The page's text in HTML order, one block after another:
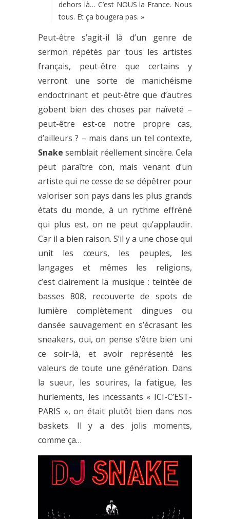
dehors là… C’est NOUS la France. Nous
tous. Et ça bougera pas. »
Peut-être s’agit-il là d’un genre de
sermon répétés par tous les artistes
français, peut-être que certains y
verront une sorte de manichéisme
endoctrinant et peut-être que d’autres
gobent bien des choses par naïveté –
peut-être est-ce notre propre cas,
d’ailleurs ? – mais dans un tel contexte,
Snakesemblait réellement sincère. Cela
peut paraître con, mais venant d’un
artiste qui ne cesse de se dépêtrer pour
valoriser son pays dans les plus grands
états du monde, à un rythme effréné
qui plus est, on ne peut qu’applaudir.
Car il a bien raison. S’il y a une chose qui
unit les cœurs, les peuples, les
langages et mêmes les religions,
c’est clairement la musique : teintée de
basses 808, recouverte de spots de
lumière complètement dingues ou
dansée sauvagement en s’écrasant les
sneakers, oui, on pense s’être bien uni
ce soir-là, et avoir représenté les
valeurs de toute une génération. Dans
la sueur, les sourires, la fatigue, les
hurlements, les incessants « ICI-C’EST-
PARIS », on était plutôt bien dans nos
baskets. Il y a des jolis moments,
comme ça…